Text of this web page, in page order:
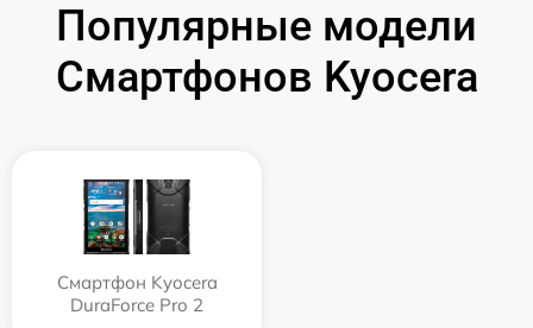
Популярные модели
Смартфонов Kyocera
Смартфон Kyocera
DuraForce Pro 2